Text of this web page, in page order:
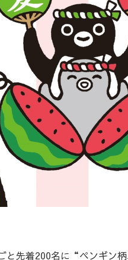
先着200名に“ペンギン